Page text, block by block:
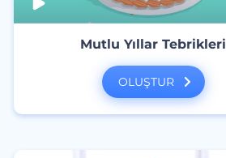
Mutlu Yıllar Tebrikleri
OLUŞTUR